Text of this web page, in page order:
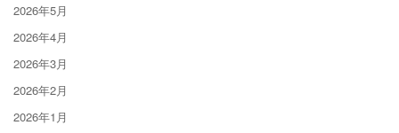
2026年5月
2026年4月
2026年3月
2026年2月
2026年1月